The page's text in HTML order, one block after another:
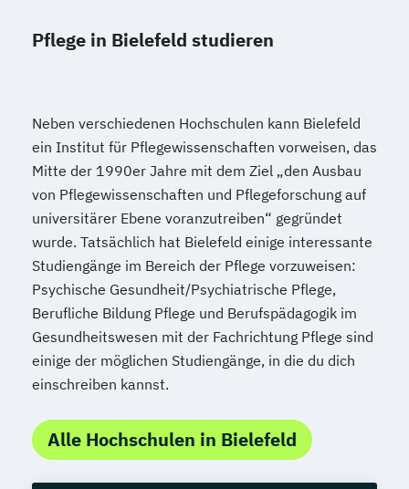
Pflege in Bielefeld studieren
Neben verschiedenen Hochschulen kann Bielefeld
ein Institut für Pflegewissenschaften vorweisen, das
Mitte der 1990er Jahre mit dem Ziel „den Ausbau
von Pflegewissenschaften und Pflegeforschung auf
universitärer Ebene voranzutreiben“ gegründet
wurde. Tatsächlich hat Bielefeld einige interessante
Studiengänge im Bereich der Pflege vorzuweisen:
Psychische Gesundheit/Psychiatrische Pflege,
Berufliche Bildung Pflege und Berufspädagogik im
Gesundheitswesen mit der Fachrichtung Pflege sind
einige der möglichen Studiengänge, in die du dich
einschreiben kannst.
Alle Hochschulen in Bielefeld